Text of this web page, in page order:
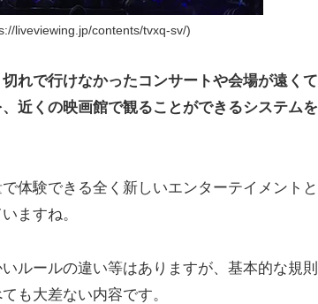
liveviewing.jp/contents/tvxq-sv/)
れで行けなかったコンサートや会場が遠くて
近くの映画館で観ることができるシステムを
体験できる全く新しいエンターテイメントと
ますね。
ルールの違い等はありますが、基本的な規則
も大差ない内容です。